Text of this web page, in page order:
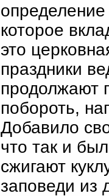
которое
это
праздники
продолжают
побороть,
Добавило
что так и
сжигают
заповеди из